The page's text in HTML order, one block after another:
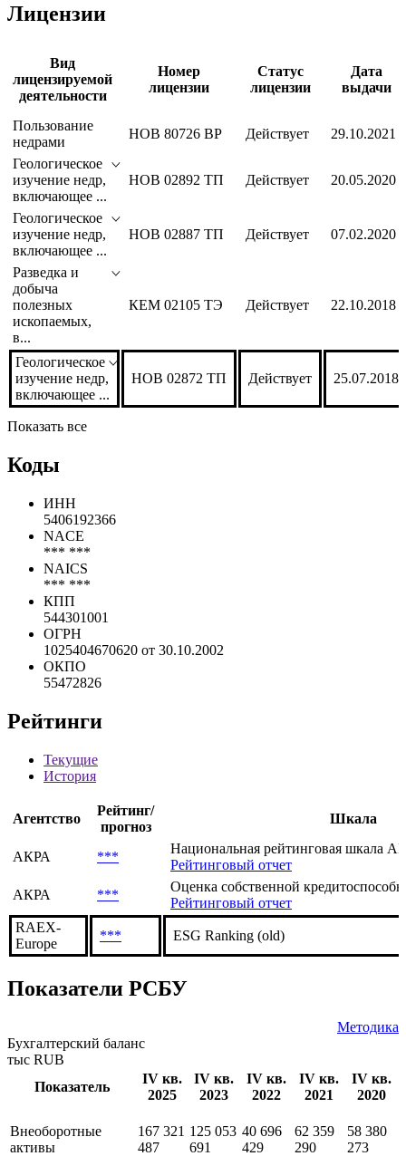
Лицензии
Вид
лицензируемой
деятельности
Номер
лицензии
Статус
лицензии
Дата
выдачи
Пользование
недрами
НОВ 80726 ВР Действует
29.10.2021
Геологическое
изучение недр,
включающее ...
НОВ 02892 ТП Действует 20.05.2020
Геологическое
изучение недр,
включающее ...
НОВ 02887 ТП Действует 07.02.2020
Разведка и
добыча
полезных
ископаемых,
в...
КЕМ 02105 ТЭ Действует 22.10.2018
Геологическое
изучение недр,
включающее ...
НОВ 02872 ТП Действует 25.07.2018
Показать все
Коды
ИНН
5406192366
NACE
*** ***
NAICS
*** ***
КПП
544301001
ОГРН
1025404670620 от 30.10.2002
ОКПО
55472826
Рейтинги
Текущие
История
Агентство
Рейтинг/
прогноз
Шкала
АКРА ***
Национальная рейтинговая шкала
Рейтинговый отчет
АКРА
***
Оценка собственной
Рейтинговый отчет
RAEX-
Europe
*** ESG Ranking (old)
Показатели РСБУ
Методика
Бухгалтерский баланс
тыс RUB
Показатель
IV кв.
2025
IV кв.
2023
IV кв.
2022
IV кв.
2021
IV кв.
2020
Внеоборотные
активы
167 321
487
125 053
691
40 696
429
62 359
290
58 380
273